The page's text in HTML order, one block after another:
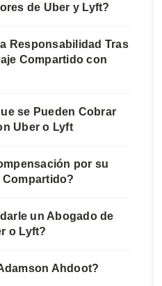
de Uber y Lyft?
Responsabilidad Tras
Compartido con
se Pueden Cobrar
Uber o Lyft
por su
un Abogado de
o Lyft?
Ahdoot?